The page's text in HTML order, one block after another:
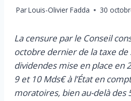
ParLouis-Olivier Fadda 30
La censure par le Conseil
octobre dernier de la taxe de
dividendes mise en place en
9 et 10 Mds€ à l’État en
moratoires, bien au-delà des